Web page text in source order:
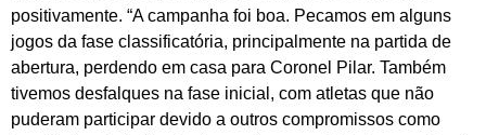
positivamente. “A campanha foi boa. Pecamos em alguns
jogos da fase classificatória, principalmente na partida de
abertura, perdendo em casa para Coronel Pilar. Também
tivemos desfalques na fase inicial, com atletas que não
puderam participar devido a outros compromissos como